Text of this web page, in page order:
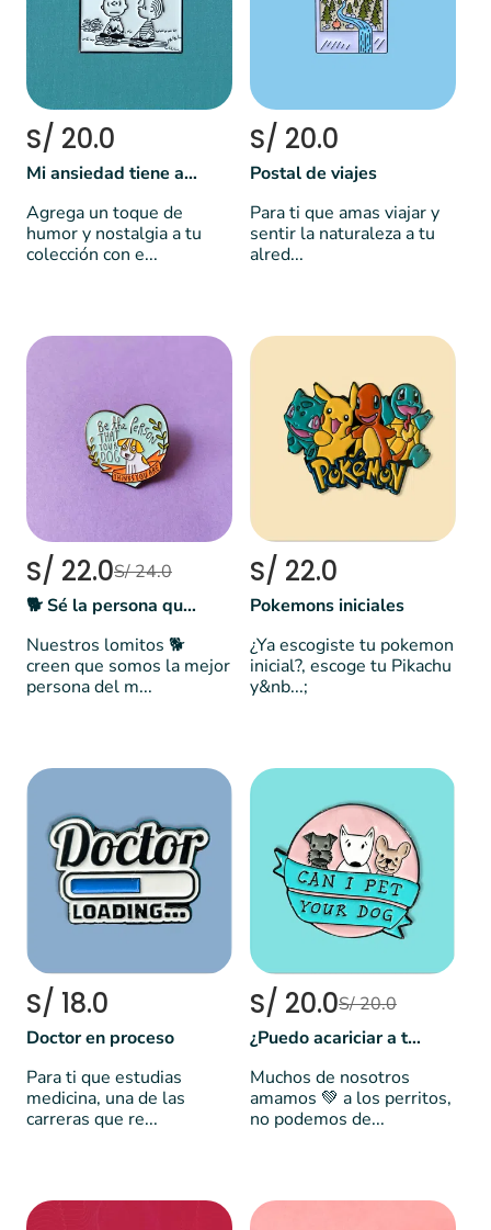
S/ 20.0
Mi ansiedad tiene ansiedades | Peanuts
Agrega un toque de
humor y nostalgia a tu
colección con e...
S/ 20.0
Postal de viajes
Para ti que amas viajar y
sentir la naturaleza a tu
alred...
S/ 22.0S/ 24.0
🐕 Sé la persona que tu perrito piensa que eres
Nuestros lomitos 🐕
creen que somos la mejor
persona del m...
S/ 22.0
Pokemons iniciales
¿Ya escogiste tu pokemon
inicial?, escoge tu Pikachu
y&nb...;
S/ 18.0
Doctor en proceso
Para ti que estudias
medicina, una de las
carreras que re...
S/ 20.0S/ 20.0
¿Puedo acariciar a tu perro?
Muchos de nosotros
amamos 💚 a los perritos,
no podemos de...